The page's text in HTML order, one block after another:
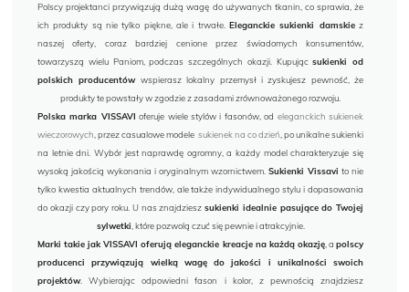
Polscy projektanci przywiązują dużą wagę do używanych tkanin, co sprawia, że
ich produkty są nie tylko piękne, ale i trwałe. Eleganckie sukienki damskiez
naszej oferty, coraz bardziej cenione przez świadomych konsumentów,
towarzyszą wielu Paniom, podczas szczególnych okazji. Kupującsukienki od
polskich producentówwspierasz lokalny przemysł i zyskujesz pewność, że
produkty te powstały w zgodzie z zasadami zrównoważonego rozwoju.
Polska marka VISSAVI oferuje wiele stylów i fasonów, od eleganckich sukienek
wieczorowych , przez casualowe modele sukienek na co dzień , po unikalne sukienki
na letnie dni. Wybór jest naprawdę ogromny, a każdy model charakteryzuje się
wysoką jakością wykonania i oryginalnym wzornictwem. Sukienki Vissavi to nie
tylko kwestia aktualnych trendów, ale także indywidualnego stylu i dopasowania
do okazji czy pory roku. U nas znajdziesz sukienki idealnie pasujące do Twojej
sylwetki , które pozwolą czuć się pewnie i atrakcyjnie.
Marki takie jak VISSAVI oferują eleganckie kreacje na każdą okazję, apolscy
producenci przywiązują wielką wagę do jakości i unikalności swoich
projektów. Wybierając odpowiedni fason i kolor, z pewnością znajdziesz